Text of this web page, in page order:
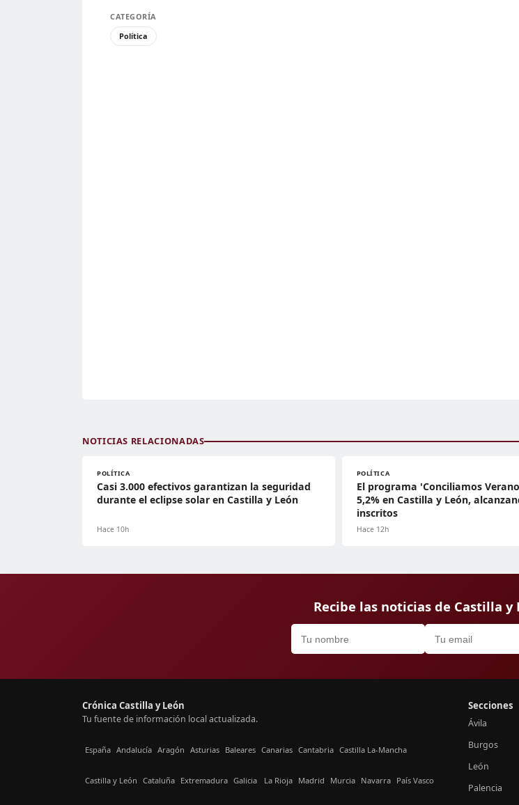
CATEGORÍA
Política
NOTICIAS RELACIONADAS
POLÍTICA
Casi 3.000 efectivos garantizan la seguridad
durante el eclipse solar en Castilla y León
Hace 10h
POLÍTICA
El programa 'Conciliamos
5,2% en Castilla y León,
inscritos
Hace 12h
Recibe las noticias de Castilla
Crónica Castilla y León
Tu fuente de información local actualizada.
España Andalucía Aragón Asturias Baleares Canarias Cantabria Castilla La-Mancha
Castilla y León Cataluña Extremadura Galicia La Rioja Madrid Murcia Navarra País Vasco
Secciones
Ávila
Burgos
León
Palencia